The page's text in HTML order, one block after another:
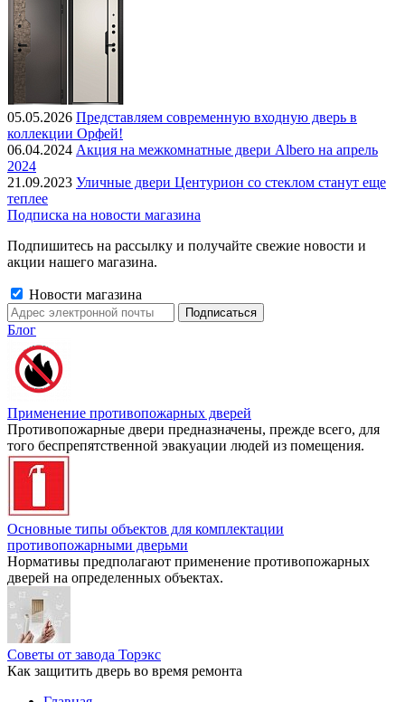
05.05.2026 Представляем современную входную дверь в
коллекции Орфей!
06.04.2024 Акция на межкомнатные двери Albero на апрель
2024
21.09.2023 Уличные двери Центурион со стеклом станут еще
теплее
Подписка на новости магазина
Подпишитесь на рассылку и получайте свежие новости и
акции нашего магазина.
Новости магазина
Блог
Применение противопожарных дверей
Противопожарные двери предназначены, прежде всего, для
того беспрепятственной эвакуации людей из помещения.
Основные типы объектов для комплектации
противопожарными дверьми
Нормативы предполагают применение противопожарных
дверей на определенных объектах.
Советы от завода Торэкс
Как защитить дверь во время ремонта